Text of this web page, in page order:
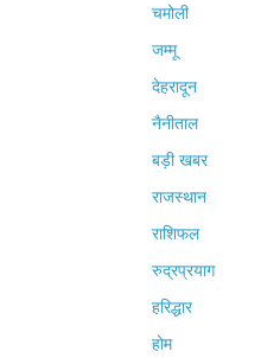
चमोली
जम्मू
देहरादून
नैनीताल
बड़ी खबर
राजस्थान
राशिफल
रुद्रप्रयाग
हरिद्धार
होम